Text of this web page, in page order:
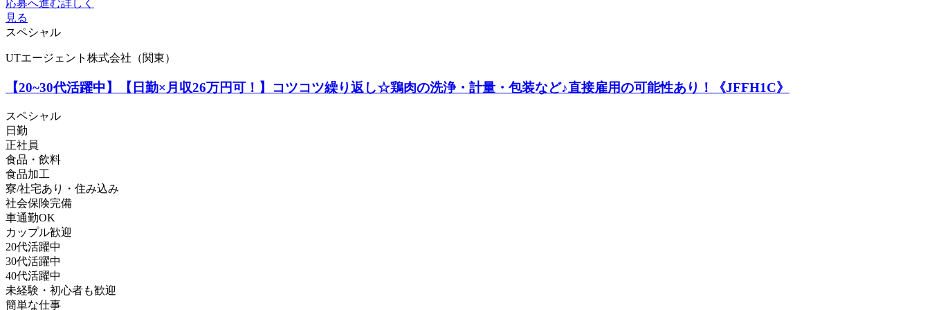
応募へ進む詳しく
見る
スペシャル
UTエージェント株式会社（関東）
【20~30代活躍中】【日勤×月収26万円可！】コツコツ繰り返し☆鶏肉の洗浄・計量・包装など♪直接雇用の可能性あり！《JFFH1C》
スペシャル
日勤
正社員
食品・飲料
食品加工
寮/社宅あり・住み込み
社会保険完備
車通勤OK
カップル歓迎
20代活躍中
30代活躍中
40代活躍中
未経験・初心者も歓迎
簡単な仕事